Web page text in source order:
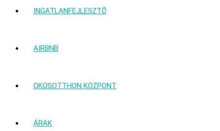
INGATLANFEJLESZTŐ
AIRBNB
OKOSOTTHON KÖZPONT
ÁRAK